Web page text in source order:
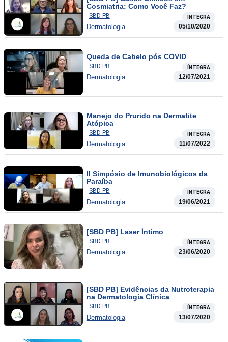
Cosmiatria: Como Você Faz?
SBD PB ÍNTEGRA
Dermatologia 05/10/2020
Queda de Cabelo pós COVID
SBD PB ÍNTEGRA
Dermatologia 12/07/2021
Manejo do Prurido na Dermatite
Atópica
SBD PB ÍNTEGRA
Dermatologia 11/07/2022
II Simpósio de Imunobiológicos da
Paraíba
SBD PB ÍNTEGRA
Dermatologia 19/06/2021
[SBD PB] Laser Íntimo
SBD PB ÍNTEGRA
Dermatologia 23/06/2020
[SBD PB] Evidências da Nutroterapia
na Dermatologia Clínica
SBD PB ÍNTEGRA
Dermatologia 13/07/2020